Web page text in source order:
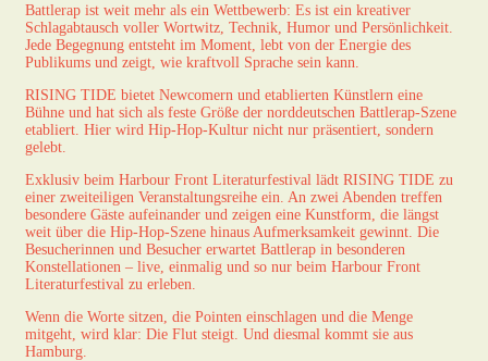
Battlerap ist weit mehr als ein Wettbewerb: Es ist ein kreativer
Schlagabtausch voller Wortwitz, Technik, Humor und Persönlichkeit.
Jede Begegnung entsteht im Moment, lebt von der Energie des
Publikums und zeigt, wie kraftvoll Sprache sein kann.
RISING TIDE bietet Newcomern und etablierten Künstlern eine
Bühne und hat sich als feste Größe der norddeutschen Battlerap-Szene
etabliert. Hier wird Hip-Hop-Kultur nicht nur präsentiert, sondern
gelebt.
Exklusiv beim Harbour Front Literaturfestival lädt RISING TIDE zu
einer zweiteiligen Veranstaltungsreihe ein. An zwei Abenden treffen
besondere Gäste aufeinander und zeigen eine Kunstform, die längst
weit über die Hip-Hop-Szene hinaus Aufmerksamkeit gewinnt. Die
Besucherinnen und Besucher erwartet Battlerap in besonderen
Konstellationen – live, einmalig und so nur beim Harbour Front
Literaturfestival zu erleben.
Wenn die Worte sitzen, die Pointen einschlagen und die Menge
mitgeht, wird klar: Die Flut steigt. Und diesmal kommt sie aus
Hamburg.